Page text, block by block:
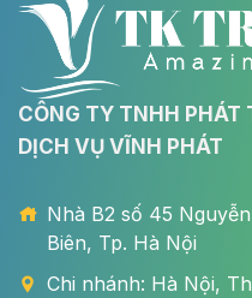
CÔNG TY TNHH PHÁT
DỊCH VỤ VĨNH PHÁT
Nhà B2 số 45
Biên, Tp. Hà Nội
Chi nhánh: Hà Nội,